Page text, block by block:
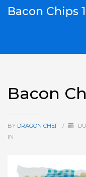
Bacon Chips
Bacon
BY DRAGON CHEF /
IN